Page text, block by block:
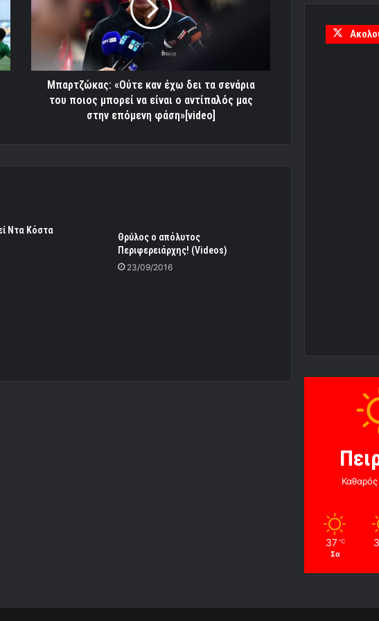
δει
σενάρια
ποιος
μπορείMπαρτζώκας: «Ούτε καν έχω δει τα σενάρια
του ποιος μπορεί να είναι ο αντίπαλός μας
στην επόμενη φάση»[video]
Ντα Κόστα
Θρύλος ο απόλυτος
Περιφερειάρχης! (Videos)
23/09/2016
37 ℃
Σα